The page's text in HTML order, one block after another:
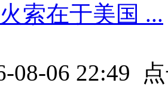
索在于美国 ...
08-06 22:49